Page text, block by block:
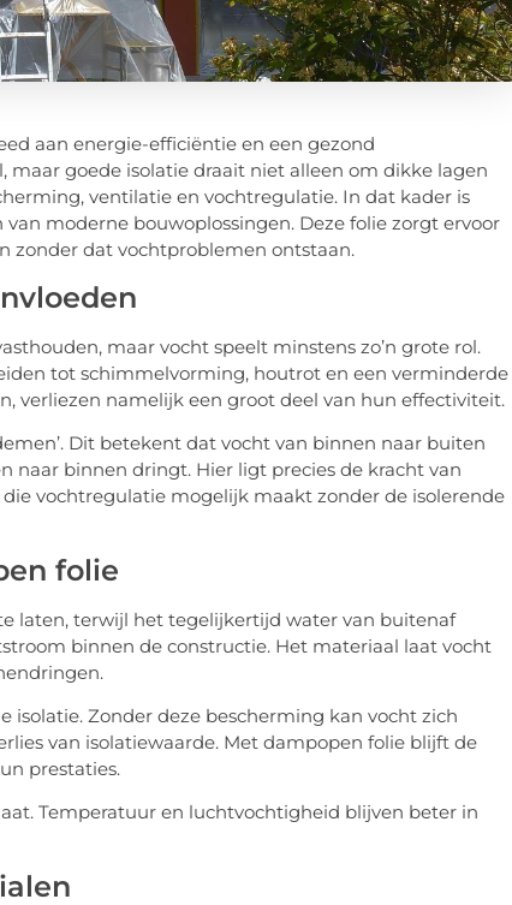
aan energie-efficiëntie en een gezond
goede isolatie draait niet alleen om dikke lagen
ventilatie en vochtregulatie. In dat kader is
moderne bouwoplossingen. Deze folie zorgt ervoor
zonder dat vochtproblemen ontstaan.
maar vocht speelt minstens zo’n grote rol.
tot schimmelvorming, houtrot en een verminderde
verliezen namelijk een groot deel van hun effectiviteit.
Dit betekent dat vocht van binnen naar buiten
naar binnen dringt. Hier ligt precies de kracht van
vochtregulatie mogelijk maakt zonder de isolerende
folie
laten, terwijl het tegelijkertijd water van buitenaf
binnen de constructie. Het materiaal laat vocht
isolatie. Zonder deze bescherming kan vocht zich
van isolatiewaarde. Met dampopen folie blijft de
prestaties.
Temperatuur en luchtvochtigheid blijven beter in